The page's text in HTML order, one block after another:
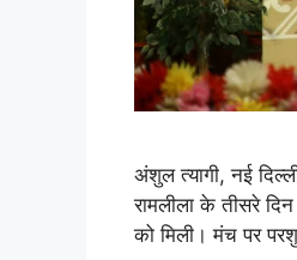
अंशुल त्यागी, नई
रामलीला के तीसरे
को मिली। मंच पर